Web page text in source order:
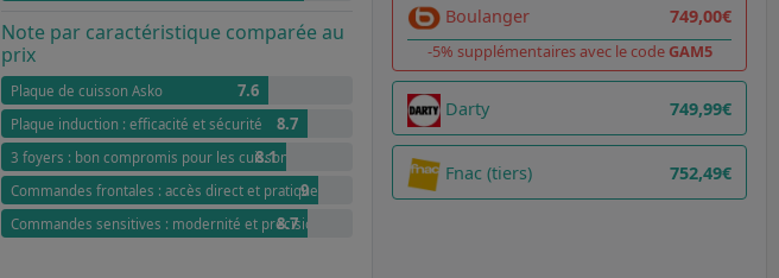
Note par caractéristique comparée au
prix
Plaque de cuisson Asko 7.6
Plaque induction : efficacité et sécurité 8.7
3 foyers : bon compromis pour les cuissons simples
8.1
Commandes frontales : accès direct et pratique
9
Commandes sensitives : modernité et précision
8.7
Boulanger 749,00€
-5% supplémentaires avec le code GAM5
Darty 749,99€
Fnac (tiers) 752,49€